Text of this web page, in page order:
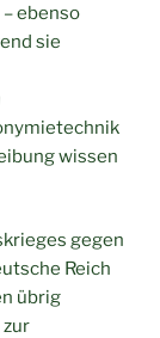
ebenso
sie
wissen
gegen
Reich
übrig